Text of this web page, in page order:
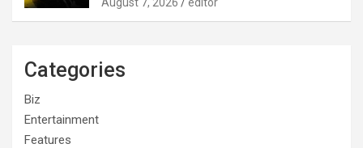
Categories
Biz
Entertainment
Features